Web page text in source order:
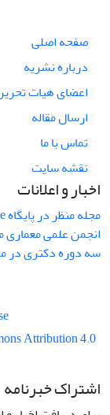
صفحه اصلی
درباره نشریه
اعضای هیات
ارسال مقاله
تماس با ما
نقشه سایت
اخبار و اعلانات
مجله منظر در پایگاه Web of Science نمایه شد.
انجمن علمی معماری
سه دوره دکتری در
Attribution 4.0
اشتراک خبرنامه